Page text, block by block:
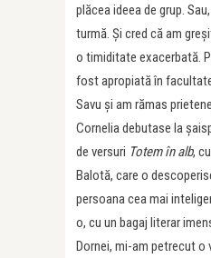
plăcea ideea de grup.
turmă. Și cred că am
o timiditate exacerbată.
fost apropiată în
Savu și am rămas
Cornelia debutase la
de versuri Totem în alb,
Balotă, care o
persoana cea mai
o, cu un bagaj literar
Dornei, mi-am petrecut o